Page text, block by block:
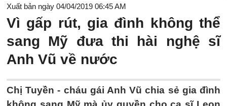
Xuất bản ngày 04/04/2019 06:45 AM
Vì gấp rút, gia đình không thể
sang Mỹ đưa thi hài nghệ sĩ
Anh Vũ về nước
Chị Tuyền - cháu gái Anh Vũ chia sẻ gia đình